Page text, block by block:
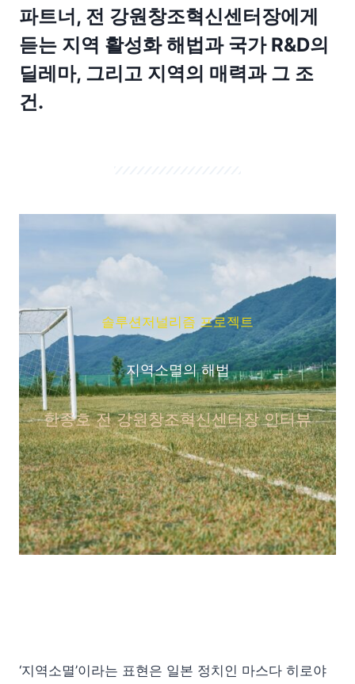
파트너, 전 강원창조혁신센터장에게
듣는 지역 활성화 해법과 국가 R&D의
딜레마, 그리고 지역의 매력과 그 조
건.
솔루션저널리즘 프로젝트
지역소멸의 해법
한종호 전 강원창조혁신센터장 인터뷰
‘지역소멸’이라는 표현은 일본 정치인 마스다 히로야